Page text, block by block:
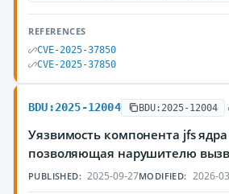
REFERENCES
CVE-2025-37850
CVE-2025-37850
BDU:2025-12004 BDU:2025-12004
Уязвимость компонента jfs
позволяющая нарушителю
PUBLISHED: 2025-09-27MODIFIED: 2026-